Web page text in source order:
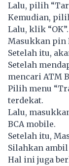
Lalu, pilih
Kemudian,
Lalu, klik “OK”.
Masukkan pin
Setelah itu,
Setelah
mencari ATM
Pilih menu
terdekat.
Lalu,
BCA mobile.
Setelah itu,
Silahkan
Hal ini juga